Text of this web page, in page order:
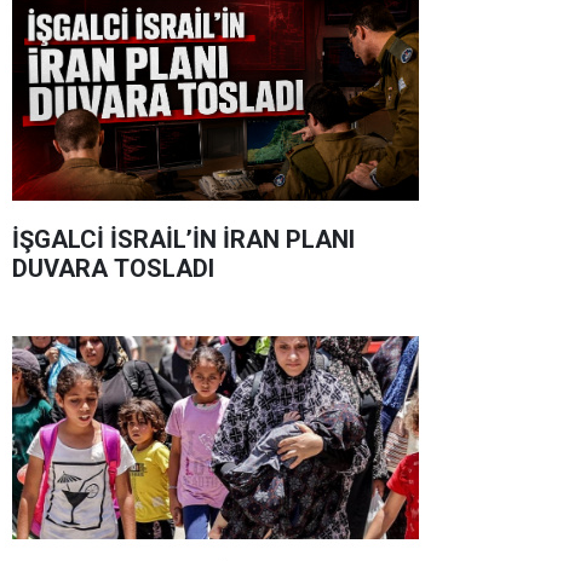
İŞGALCİ İSRAİL’İN İRAN PLANI
DUVARA TOSLADI